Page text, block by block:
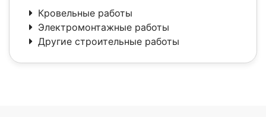
Кровельные работы
Электромонтажные работы
Другие строительные работы